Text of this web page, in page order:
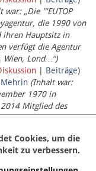
war: „Die '''EUTOP
die 1990 von
Hauptsitz in
verfügt die Agentur
Wien, Lond…“)
Beiträge)
Mehrin (Inhalt war:
1970 in
Mitglied des
2014 ist sie für
Cookies, um die
zu verbessern.